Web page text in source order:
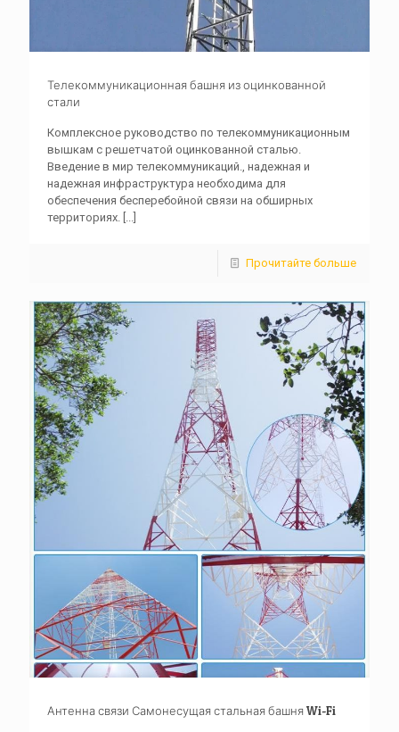
Телекоммуникационная башня из оцинкованной
стали
Комплексное руководство по телекоммуникационным
вышкам с решетчатой ​​оцинкованной сталью.
Введение в мир телекоммуникаций., надежная и
надежная инфраструктура необходима для
обеспечения бесперебойной связи на обширных
территориях. [...]
Прочитайте больше
Антенна связи Самонесущая стальная башня Wi-Fi